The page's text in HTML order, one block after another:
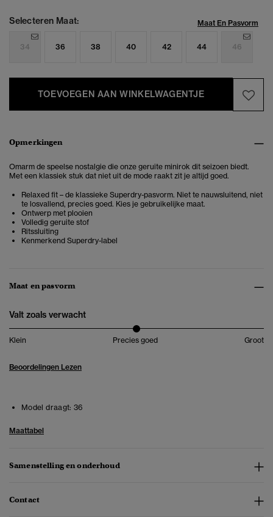
Selecteren Maat: Maat En Pasvorm
34 36 38 40 42 44 46
TOEVOEGEN AAN WINKELWAGENTJE
Opmerkingen
Omarm de speelse nostalgie die onze geruite minirok dit seizoen biedt.
Met een klassiek stuk dat niet uit de mode raakt zit je altijd goed.
Relaxed fit – de klassieke Superdry-pasvorm. Niet te nauwsluitend, niet
te losvallend, precies goed. Kies je gebruikelijke maat.
Ontwerp met plooien
Volledig geruite stof
Ritssluiting
Kenmerkend Superdry-label
Maat en pasvorm
Valt zoals verwacht
Klein Precies goed Groot
Beoordelingen Lezen
Model draagt: 36
Maattabel
Samenstelling en onderhoud
Contact